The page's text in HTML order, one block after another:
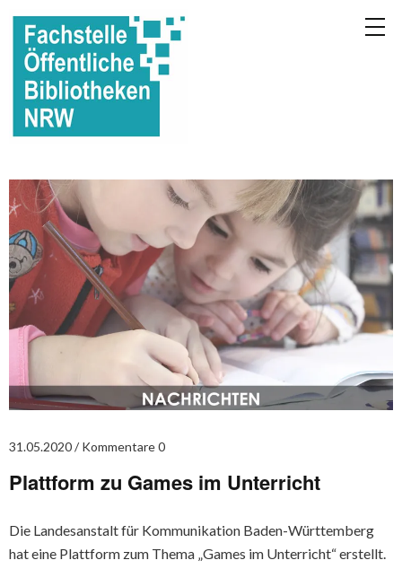
31.05.2020 Kommentare 0
Plattform zu Games im Unterricht
Die Landesanstalt für Kommunikation Baden-Württemberg
hat eine Plattform zum Thema „Games im Unterricht“ erstellt.